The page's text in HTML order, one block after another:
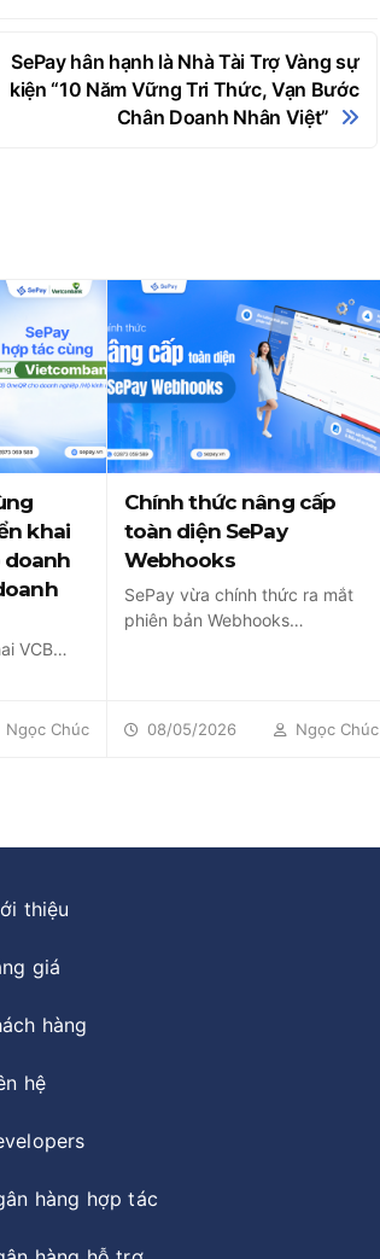
SePay hân hạnh là Nhà Tài Trợ Vàng sự
kiện “10 Năm Vững Tri Thức, Vạn Bước
Chân Doanh Nhân Việt”
khai
doanh
VCB
Ngọc Chúc
Chính thức nâng cấp
toàn diện SePay
Webhooks
SePay vừa chính thức ra mắt
phiên bản Webhooks
08/05/2026 Ngọc Chúc
thiệu
giá
hàng
hệ
hàng hợp tác